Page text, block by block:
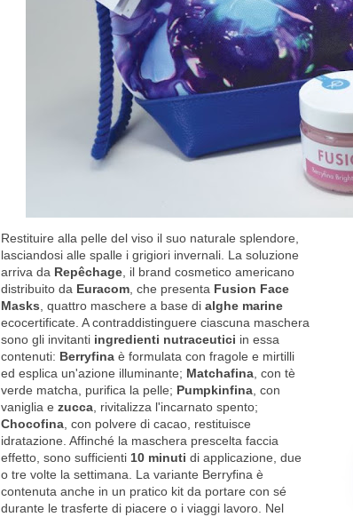
Restituire alla pelle del viso il suo naturale splendore,
lasciandosi alle spalle i grigiori invernali. La soluzione
arriva da Repêchage, il brand cosmetico americano
distribuito da Euracom, che presenta Fusion Face
Masks, quattro maschere a base di alghe marine
ecocertificate. A contraddistinguere ciascuna maschera
sono gli invitanti ingredienti nutraceutici in essa
contenuti: Berryfina è formulata con fragole e mirtilli
ed esplica un'azione illuminante; Matchafina, con tè
verde matcha, purifica la pelle; Pumpkinfina, con
vaniglia e zucca, rivitalizza l'incarnato spento;
Chocofina, con polvere di cacao, restituisce
idratazione. Affinché la maschera prescelta faccia
effetto, sono sufficienti 10 minuti di applicazione, due
o tre volte la settimana. La variante Berryfina è
contenuta anche in un pratico kit da portare con sé
durante le trasferte di piacere o i viaggi lavoro. Nel